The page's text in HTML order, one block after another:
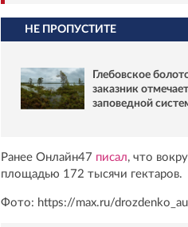
НЕ ПРОПУСТИТЕ
Глебовское
заказник
заповедной
Ранее Онлайн47 писал, что
площадью 172 тысячи гектаров.
Фото: https://max.ru/